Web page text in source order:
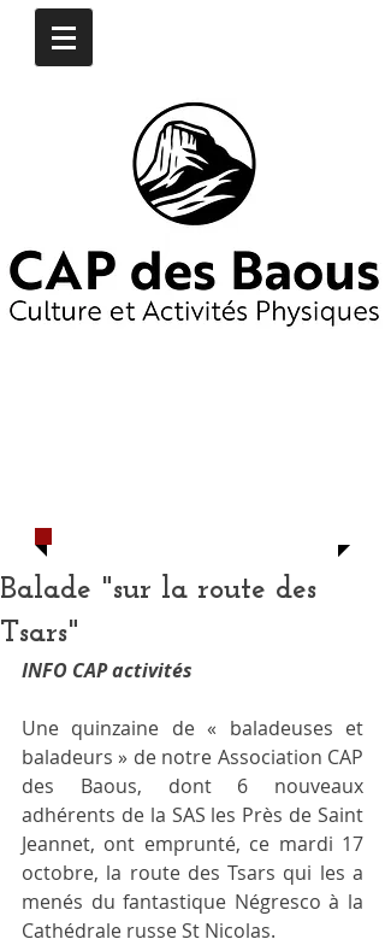
Balade "sur la route des
Tsars"
INFO CAP activités
Une quinzaine de « baladeuses et
baladeurs » de notre Association CAP
des Baous, dont 6 nouveaux
adhérents de la SAS les Près de Saint
Jeannet, ont emprunté, ce mardi 17
octobre, la route des Tsars qui les a
menés du fantastique Négresco à la
Cathédrale russe St Nicolas.